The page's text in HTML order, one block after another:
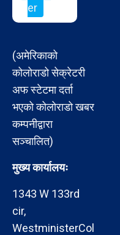
er
(अमेरिकाको
कोलोराडो सेक्रेटरी
अफ स्टेटमा दर्ता
भएको कोलोराडो खबर
कम्पनीद्वारा
सञ्चालित)
मुख्य कार्यालयः
1343 W 133rd
cir,
WestministerCol